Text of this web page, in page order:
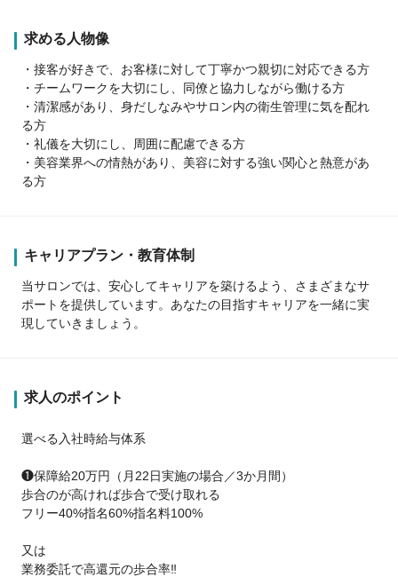
求める人物像
・接客が好きで、お客様に対して丁寧かつ親切に対応できる方
・チームワークを大切にし、同僚と協力しながら働ける方
・清潔感があり、身だしなみやサロン内の衛生管理に気を配れ
る方
・礼儀を大切にし、周囲に配慮できる方
・美容業界への情熱があり、美容に対する強い関心と熱意があ
る方
キャリアプラン・教育体制
当サロンでは、安心してキャリアを築けるよう、さまざまなサ
ポートを提供しています。あなたの目指すキャリアを一緒に実
現していきましょう。
求人のポイント
選べる入社時給与体系
❶保障給20万円（月22日実施の場合／3か月間）
歩合のが高ければ歩合で受け取れる
フリー40%指名60%指名料100%
又は
業務委託で高還元の歩合率‼️